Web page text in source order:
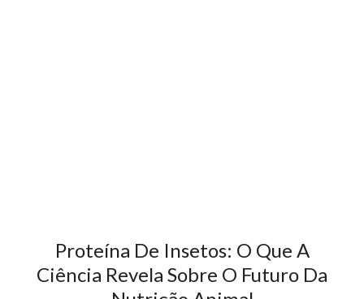
Proteína De Insetos: O Que A
Ciência Revela Sobre O Futuro Da